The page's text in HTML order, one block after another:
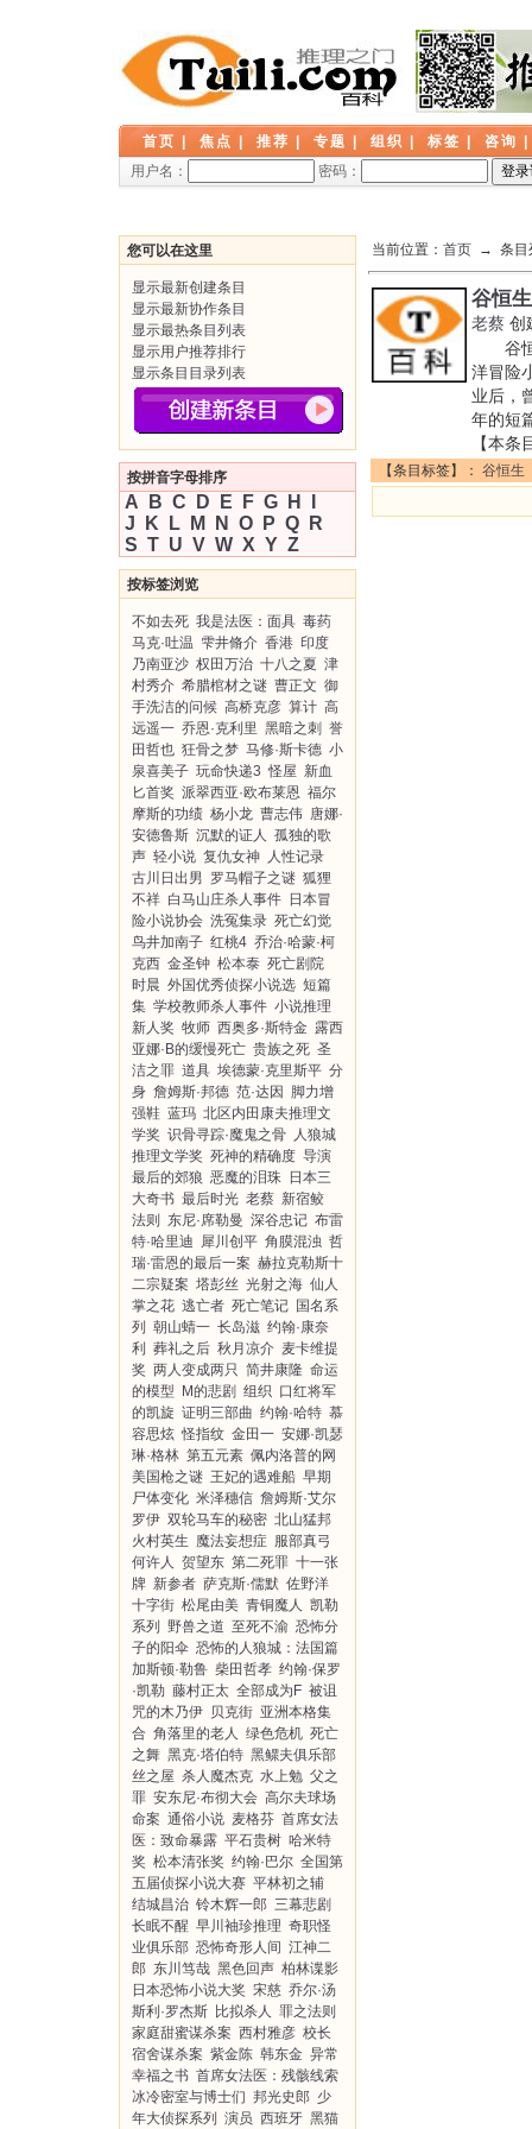
首页 焦点 推荐 专题 组织 标签 咨询
用户名：
密码：
您可以在这里
显示最新创建条目
显示最新协作条目
显示最热条目列表
显示用户推荐排行
显示条目目录列表
按拼音字母排序
A B C D E F G H
J
K L M N O P Q
R
S T U V W X Y Z
按标签浏览
不如去死 我是法医：面具 毒药
马克·吐温 雫井脩介 香港 印度
乃南亚沙 权田万治 十八之夏 津
村秀介 希腊棺材之谜 曹正文 御
手洗洁的问候 高桥克彦 算计 高
远遥一 乔恩·克利里 黑暗之刺 誉
田哲也 狂骨之梦 马修·斯卡德 小
泉喜美子 玩命快递3 怪屋 新血
匕首奖 派翠西亚·欧布莱恩 福尔
摩斯的功绩 杨小龙 曹志伟 唐娜·
安德鲁斯 沉默的证人 孤独的歌
声 轻小说 复仇女神 人性记录
古川日出男 罗马帽子之谜 狐狸
不祥 白马山庄杀人事件 日本冒
险小说协会 洗冤集录 死亡幻觉
鸟井加南子 红桃4 乔治·哈蒙·柯
克西 金圣钟 松本泰 死亡剧院
时晨 外国优秀侦探小说选 短篇
集 学校教师杀人事件 小说推理
新人奖 牧师 西奥多·斯特金 露西
亚娜·B的缓慢死亡 贵族之死 圣
洁之罪 道具 埃德蒙·克里斯平 分
身 詹姆斯·邦德 范·达因
脚力增
强鞋 蓝玛 北区内田康夫推理文
学奖 识骨寻踪·魔鬼之骨 人狼城
推理文学奖 死神的精确度 导演
最后的郊狼 恶魔的泪珠 日本三
大奇书 最后时光 老蔡 新宿鲛
法则
东尼·席勒曼 深谷忠记 布雷
特·哈里迪 犀川创平 角膜混浊 哲
瑞·雷恩的最后一案 赫拉克勒斯十
二宗疑案 塔彭丝 光射之海 仙人
掌之花 逃亡者 死亡笔记 国名系
列
朝山蜻一 长岛滋 约翰·康奈
利
葬礼之后 秋月凉介 麦卡维提
奖 两人变成两只 简井康隆 命运
的模型
M的悲剧 组织 口红将军
的凯旋 证明三部曲 约翰·哈特 慕
容思炫 怪指纹 金田一 安娜·凯瑟
琳·格林 第五元素 佩内洛普的网
美国枪之谜 王妃的遇难船 早期
尸体变化 米泽穗信 詹姆斯·艾尔
罗伊 双轮马车的秘密 北山猛邦
火村英生 魔法妄想症 服部真弓
何许人 贺望东 第二死罪 十一张
牌 新参者 萨克斯·儒默 佐野洋
十字街 松尾由美 青铜魔人 凯勒
系列
野兽之道 至死不渝 恐怖分
子的阳伞 恐怖的人狼城：法国篇
加斯顿·勒鲁 柴田哲孝 约翰·保罗
·凯勒 藤村正太 全部成为F 被诅
咒的木乃伊 贝克街 亚洲本格集
合 角落里的老人 绿色危机 死亡
之舞 黑克·塔伯特 黑鳏夫俱乐部
丝之屋 杀人魔杰克 水上勉 父之
罪 安东尼·布彻大会 高尔夫球场
命案 通俗小说 麦格芬 首席女法
医：致命暴露 平石贵树 哈米特
奖 松本清张奖 约翰·巴尔 全国第
五届侦探小说大赛 平林初之辅
结城昌治 铃木辉一郎 三幕悲剧
长眠不醒 早川袖珍推理 奇职怪
业俱乐部 恐怖奇形人间 江神二
郎 东川笃哉 黑色回声 柏林谍影
日本恐怖小说大奖 宋慈 乔尔·汤
斯利·罗杰斯 比拟杀人 罪之法则
家庭甜蜜谋杀案 西村雅彦 校长
宿舍谋杀案 紫金陈 韩东金 异常
幸福之书 首席女法医：残骸线索
冰冷密室与博士们 邦光史郎 少
年大侦探系列
演员 西班牙 黑猫
当前位置： 首页 → 条目
谷恒生
老蔡 创
谷恒
洋冒险
业后，
年的短
【本条
【条目标签】： 谷恒生